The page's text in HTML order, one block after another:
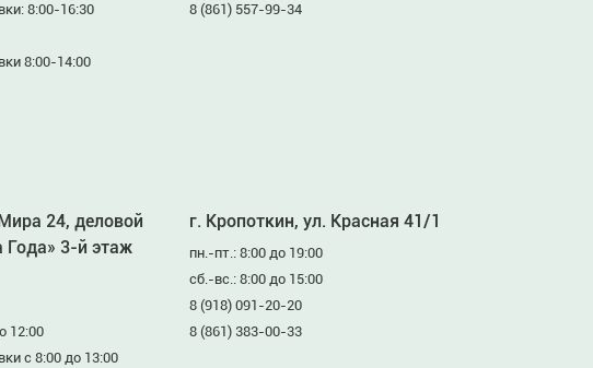
8:00-16:30
8:00-14:00
8 (861) 557-99-34
24, деловой
Года» 3-й этаж
12:00
с 8:00 до 13:00
г. Кропоткин, ул. Красная 41/1
пн.-пт.: 8:00 до 19:00
сб.-вс.: 8:00 до 15:00
8 (918) 091-20-20
8 (861) 383-00-33